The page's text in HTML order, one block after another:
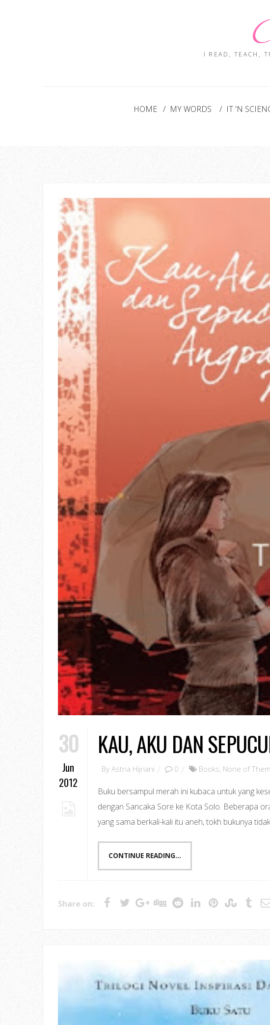
I READ, TEACH,
HOME MY WORDS IT 'N
30
Jun
2012
KAU, AKU DAN
ByAstria Hijriani 0 Books, None of Them
Buku bersampul merah ini kubaca untuk yang
dengan Sancaka Sore ke Kota Solo. Beberapa
yang sama berkali-kali itu aneh, tokh bukunya
CONTINUE READING...
Share on: